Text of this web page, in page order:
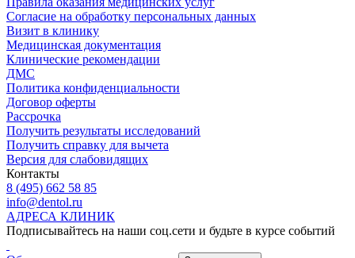
Согласие на обработку персональных данных
Визит в клинику
Медицинская документация
Клинические рекомендации
ДМС
Политика конфиденциальности
Договор оферты
Рассрочка
Получить результаты исследований
Получить справку для вычета
Версия для слабовидящих
Контакты
8 (495) 662 58 85
info@dentol.ru
АДРЕСА КЛИНИК
Подписывайтесь на наши соц.сети и будьте в курсе событий